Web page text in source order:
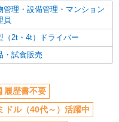
勤OK
費支給
祝い金あり
貸与
管理・設備管理・マンション
員
（2t・4t）ドライバー
・試食販売
履歴書不要
ドル（40代～）活躍中